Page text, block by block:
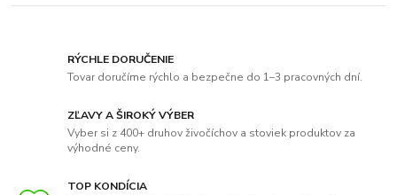
RÝCHLE DORUČENIE
Tovar doručíme rýchlo a bezpečne do 1–3 pracovných dní.
ZĽAVY A ŠIROKÝ VÝBER
Vyber si z 400+ druhov živočíchov a stoviek produktov za
výhodné ceny.
TOP KONDÍCIA